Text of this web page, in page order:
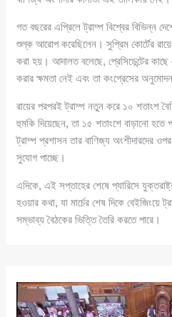
গত বছরের এপ্রিলে ট্রাম্প বিশ্বের বিভিন্ন
শুল্ক আরোপ করেছিলেন। সুপ্রিম কোর্টের
করা হয়। আদালত বলেছে, প্রেসিডেন্টের
করার ক্ষমতা নেই এবং তা কংগ্রেসের
রায়ের পরপরই ট্রাম্প নতুন করে ১০ শতাংশ
হুমকি দিয়েছেন, তা ১৫ শতাংশে বাড়ানো
ট্রাম্প প্রশাসন তার বাণিজ্য অংশীদারদের
সুযোগ পাচ্ছে।
এদিকে, এই সপ্তাহের শেষে প্যারিসে
হওয়ার কথা, যা মার্চের শেষ দিকে বেইজিংয়ে
সম্ভাব্য বৈঠকের ভিত্তি তৈরি করতে পারে।